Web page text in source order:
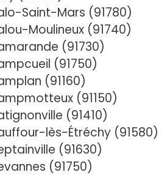
Saint-Mars (91780)
Moulineux (91740)
(91730)
(91750)
(91160)
(91150)
(91410)
lès-Étréchy (91580)
(91630)
(91750)